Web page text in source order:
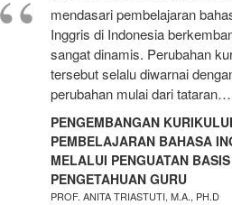
mendasari pembelajaran
Inggris di Indonesia
sangat dinamis. Perubahan
tersebut selalu diwarnai
perubahan mulai dari tataran…
PENGEMBANGAN
PEMBELAJARAN BAHASA
MELALUI PENGUATAN BASIS
PENGETAHUAN GURU
PROF. ANITA TRIASTUTI, M.A., PH.D